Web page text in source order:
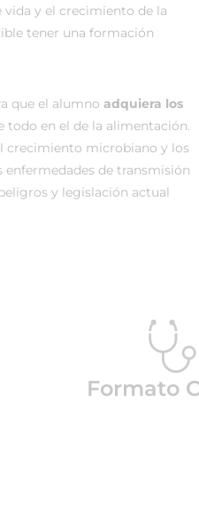
vida y el crecimiento de la
tener una formación
que el alumno adquiera los
todo en el de la alimentación.
crecimiento microbiano y los
de transmisión
y legislación actual
Formato